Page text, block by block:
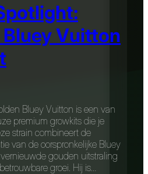
Vuitton
Bluey Vuitton is een van
premium growkits die je
strain combineert de
van de oorspronkelijke Bluey
gouden uitstraling
groei. Hij is…